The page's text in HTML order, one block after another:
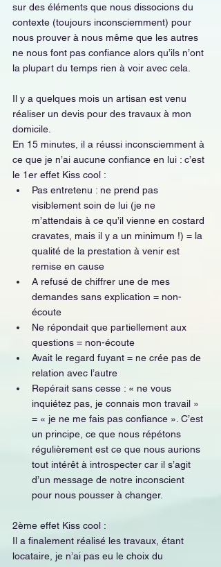
sur des éléments que nous dissocions du
contexte (toujours inconsciemment) pour
nous prouver à nous même que les autres
ne nous font pas confiance alors qu’ils n’ont
la plupart du temps rien à voir avec cela.
Il y a quelques mois un artisan est venu
réaliser un devis pour des travaux à mon
domicile.
En 15 minutes, il a réussi inconsciemment à
ce que je n’ai aucune confiance en lui : c’est
le 1er effet Kiss cool :
Pas entretenu : ne prend pas
visiblement soin de lui (je ne
m’attendais à ce qu’il vienne en costard
cravates, mais il y a un minimum !) = la
qualité de la prestation à venir est
remise en cause
A refusé de chiffrer une de mes
demandes sans explication = non-
écoute
Ne répondait que partiellement aux
questions = non-écoute
Avait le regard fuyant = ne crée pas de
relation avec l’autre
Repérait sans cesse : « ne vous
inquiétez pas, je connais mon travail »
= « je ne me fais pas confiance ». C’est
un principe, ce que nous répétons
régulièrement est ce que nous aurions
tout intérêt à introspecter car il s’agit
d’un message de notre inconscient
pour nous pousser à changer.
2ème effet Kiss cool :
Il a finalement réalisé les travaux, étant
locataire, je n’ai pas eu le choix du